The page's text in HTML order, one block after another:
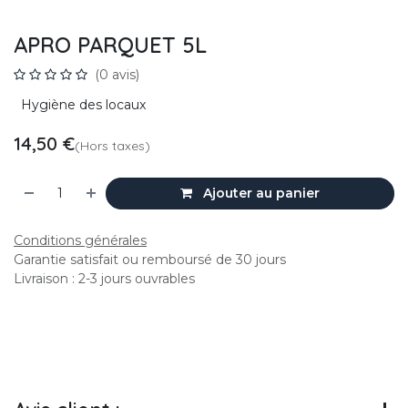
APRO PARQUET 5L
(0 avis)
Hygiène des locaux
14,50 €(Hors taxes)
Ajouter au panier
Conditions générales
Garantie satisfait ou remboursé de 30 jours
Livraison : 2-3 jours ouvrables